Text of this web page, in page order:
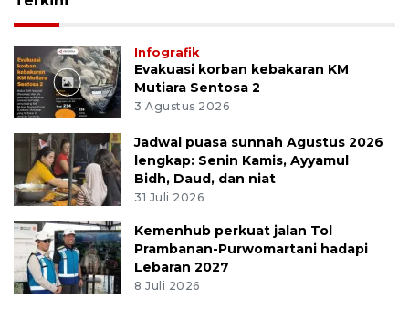
Infografik
Evakuasi korban kebakaran KM
Mutiara Sentosa 2
3 Agustus 2026
Jadwal puasa sunnah Agustus 2026
lengkap: Senin Kamis, Ayyamul
Bidh, Daud, dan niat
31 Juli 2026
Kemenhub perkuat jalan Tol
Prambanan-Purwomartani hadapi
Lebaran 2027
8 Juli 2026